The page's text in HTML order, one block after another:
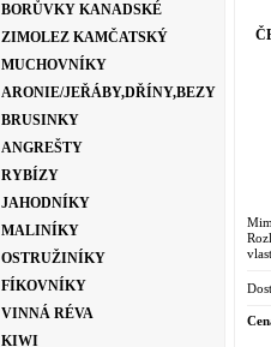
BORŮVKY KANADSKÉ
ZIMOLEZ KAMČATSKÝ
MUCHOVNÍKY
ARONIE/JEŘÁBY,DŘÍNY,BEZY
BRUSINKY
ANGREŠTY
RYBÍZY
JAHODNÍKY
MALINÍKY
OSTRUŽINÍKY
FÍKOVNÍKY
VINNÁ RÉVA
KIWI